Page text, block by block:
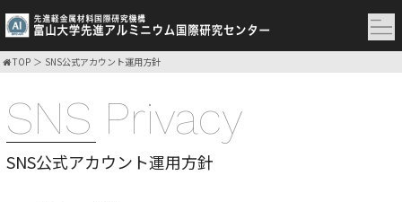
TOP SNS公式アカウント運用方針
SNS Privacy
SNS公式アカウント運用方針